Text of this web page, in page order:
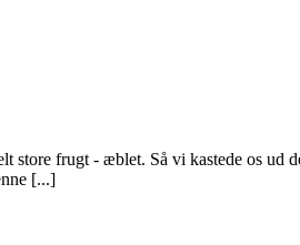
store frugt - æblet. Så vi kastede os
[...]